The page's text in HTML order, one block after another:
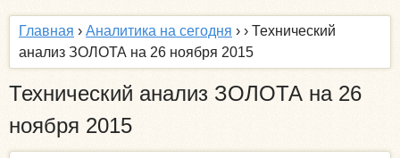
Главная › Аналитика на сегодня › › Технический
анализ ЗОЛОТА на 26 ноября 2015
Технический анализ ЗОЛОТА на 26
ноября 2015